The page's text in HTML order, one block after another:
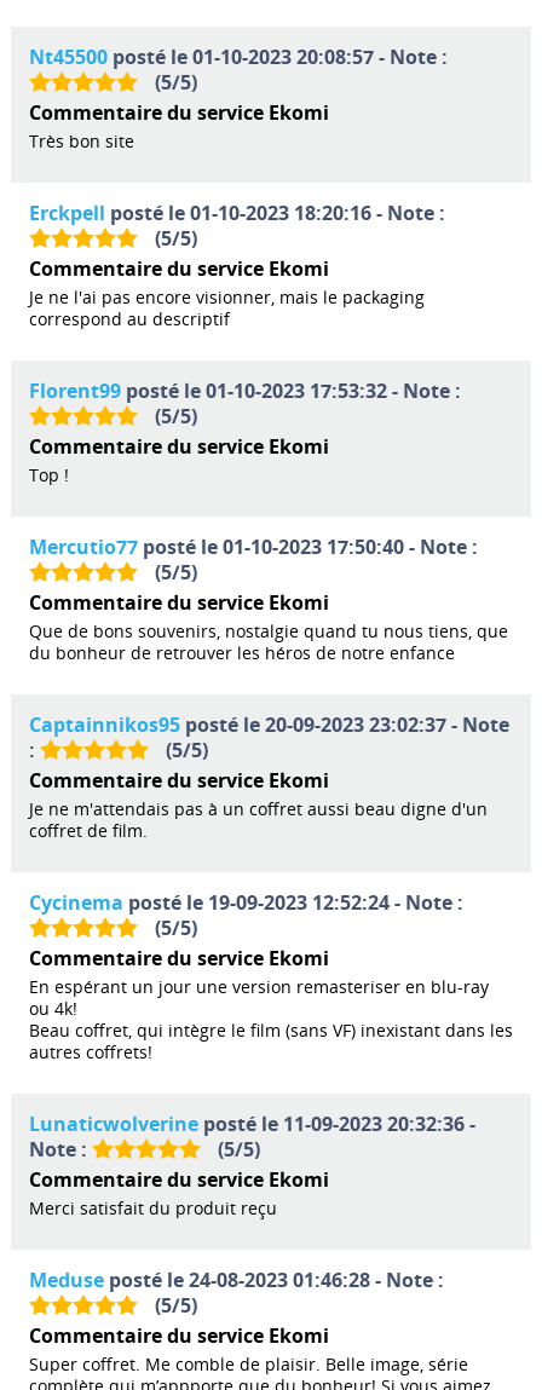
Nt45500posté le 01-10-2023 20:08:57 - Note :
(5/5)
Commentaire du service Ekomi
Très bon site
Erckpell posté le 01-10-2023 18:20:16 - Note :
(5/5)
Commentaire du service Ekomi
Je ne l'ai pas encore visionner, mais le packaging
correspond au descriptif
Florent99posté le 01-10-2023 17:53:32 - Note :
(5/5)
Commentaire du service Ekomi
Top !
Mercutio77posté le 01-10-2023 17:50:40 - Note :
(5/5)
Commentaire du service Ekomi
Que de bons souvenirs, nostalgie quand tu nous tiens, que
du bonheur de retrouver les héros de notre enfance
Captainnikos95posté le 20-09-2023 23:02:37 - Note
:
(5/5)
Commentaire du service Ekomi
Je ne m'attendais pas à un coffret aussi beau digne d'un
coffret de film.
Cycinema posté le 19-09-2023 12:52:24 - Note :
(5/5)
Commentaire du service Ekomi
En espérant un jour une version remasteriser en blu-ray
ou 4k!
Beau coffret, qui intègre le film (sans VF) inexistant dans les
autres coffrets!
Lunaticwolverineposté le 11-09-2023 20:32:36 -
Note :
(5/5)
Commentaire du service Ekomi
Merci satisfait du produit reçu
Meduseposté le 24-08-2023 01:46:28 - Note :
(5/5)
Commentaire du service Ekomi
Super coffret. Me comble de plaisir. Belle image, série